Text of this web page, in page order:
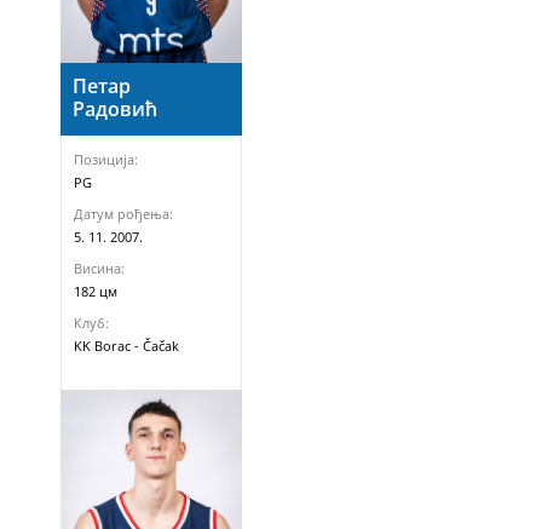
Петар
Радовић
Позиција:
PG
Датум рођења:
5. 11. 2007.
Висина:
182 цм
Клуб:
KK Borac - Čačak